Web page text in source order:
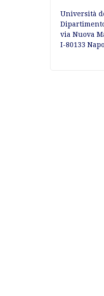
Università
via Nuova
I-80133